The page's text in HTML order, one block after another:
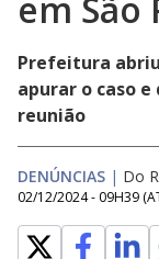
Prefeitura
apurar o caso
reunião
DENÚNCIAS | Do
02/12/2024 - 09H39